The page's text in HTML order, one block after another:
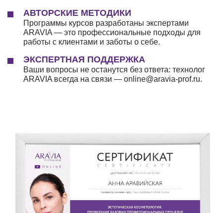
АВТОРСКИЕ МЕТОДИКИ
Программы курсов разработаны экспертами
ARAVIA — это профессиональные подходы для
работы с клиентами и заботы о себе.
ЭКСПЕРТНАЯ ПОДДЕРЖКА
Ваши вопросы не останутся без ответа: технолог
ARAVIA всегда на связи — online@aravia-prof.ru.